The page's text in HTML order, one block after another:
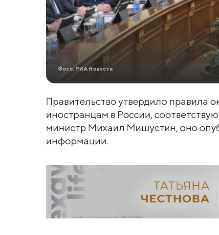
Фото: РИА Новости
Правительство утвердило правила
иностранцам в России,
министр Михаил Мишустин, оно
информации.